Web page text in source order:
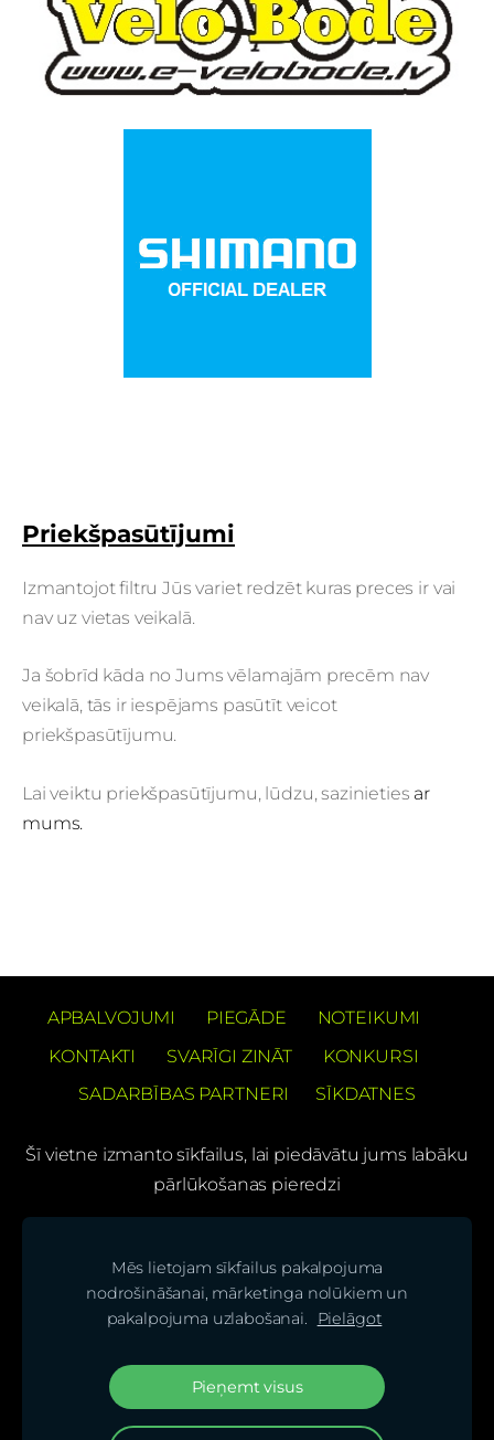
Priekšpasūtījumi
Izmantojot filtru Jūs variet redzēt kuras preces ir vai
nav uz vietas veikalā.
Ja šobrīd kāda no Jums vēlamajām precēm nav
veikalā, tās ir iespējams pasūtīt veicot
priekšpasūtījumu.
Lai veiktu priekšpasūtījumu, lūdzu, sazinieties ar
mums.
APBALVOJUMI PIEGĀDE
NOTEIKUMI
KONTAKTI
SVARĪGI ZINĀT
KONKURSI
SADARBĪBAS PARTNERI
SĪKDATNES
Šī vietne izmanto sīkfailus, lai piedāvātu jums labāku
pārlūkošanas pieredzi
(C) SIA "BS bicycles"
Seko mums mūsu sociālajos tīklos un uzzini
jaunumus pirmais!
Mēs lietojam sīkfailus pakalpojuma
nodrošināšanai, mārketinga nolūkiem un
pakalpojuma uzlabošanai.
Pielāgot
Pieņemt visus